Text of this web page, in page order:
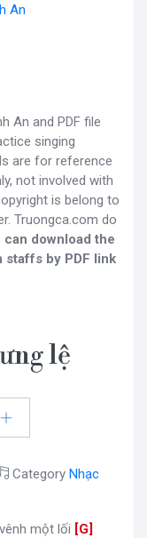
An
An and PDF file
singing
are for reference
not involved with
is belong to
Truongca.com do
can download the
staffs by PDF link
lệ
Category Nhạc
một lối [G